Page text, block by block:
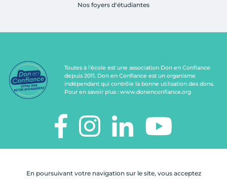
En poursuivant votre navigation sur le site, vous acceptez
Nos foyers d'étudiantes
Toutes à l'école est une association Don en Confiance
depuis 2011. Don en Confiance est un organisme
indépendant qui contrôle la bonne utilisation des dons.
Pour en savoir plus : www.donenconfiance.org